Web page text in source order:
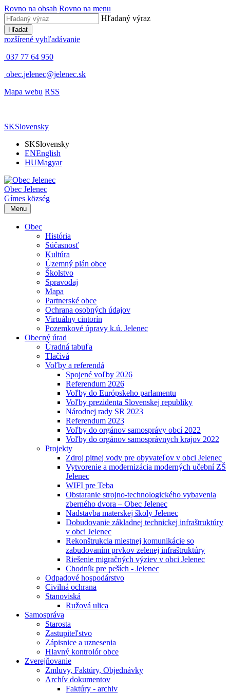
Rovno na obsah Rovno na menu
Hľadaný výraz
Hľadať
rozšírené vyhľadávanie
037 77 64 950
obec.jelenec@jelenec.sk
Mapa webu RSS
SKSlovensky
SKSlovensky
ENEnglish
HUMagyar
Obec Jelenec
Gímes község
Menu
Obec
História
Súčasnosť
Kultúra
Územný plán obce
Školstvo
Spravodaj
Mapa
Partnerské obce
Ochrana osobných údajov
Virtuálny cintorín
Pozemkové úpravy k.ú. Jelenec
Obecný úrad
Úradná tabuľa
Tlačivá
Voľby a referendá
Spojené voľby 2026
Referendum 2026
Voľby do Európskeho parlamentu
Voľby prezidenta Slovenskej republiky
Národnej rady SR 2023
Referendum 2023
Voľby do orgánov samosprávy obcí 2022
Voľby do orgánov samosprávnych krajov 2022
Projekty
Zdroj pitnej vody pre obyvateľov v obci Jelenec
Vytvorenie a modernizácia moderných učební ZŠ
Jelenec
WIFI pre Teba
Obstaranie strojno-technologického vybavenia
zberného dvora – Obec Jelenec
Nadstavba materskej školy Jelenec
Dobudovanie základnej technickej infraštruktúry
v obci Jelenec
Rekonštrukcia miestnej komunikácie so
zabudovaním prvkov zelenej infraštruktúry
Riešenie migračných výziev v obci Jelenec
Chodník pre peších - Jelenec
Odpadové hospodárstvo
Civilná ochrana
Stanoviská
Ružová ulica
Samospráva
Starosta
Zastupiteľstvo
Zápisnice a uznesenia
Hlavný kontrolór obce
Zverejňovanie
Zmluvy, Faktúry, Objednávky
Archív dokumentov
Faktúry - archiv